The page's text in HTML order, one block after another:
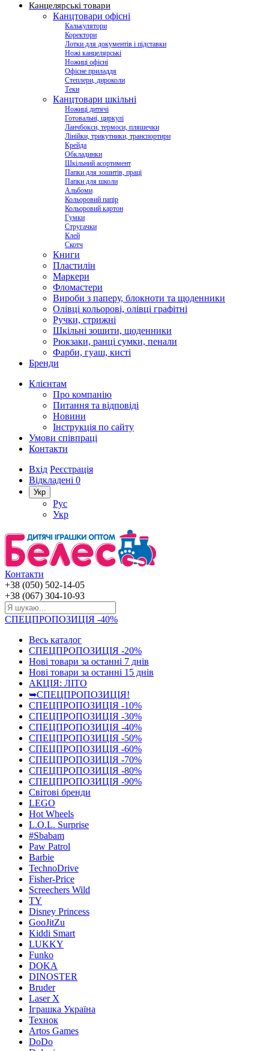
Канцелярські товари
Канцтовари офісні
Калькулятори
Коректори
Лотки для документів і підставки
Ножі канцелярські
Ножиці офісні
Офісне приладдя
Степлери, дироколи
Теки
Канцтовари шкільні
Ножиці дитячі
Готовальні, циркулі
Ланчбокси, термоси, пляшечки
Лінійки, трикутники, транспортири
Крейда
Обкладинки
Шкільний асортимент
Папки для зошитів, праці
Папки для школи
Альбоми
Кольоровий папір
Кольоровий картон
Гумки
Стругачки
Клей
Скотч
Книги
Пластилін
Маркери
Фломастери
Вироби з паперу, блокноти та щоденники
Олівці кольорові, олівці графітні
Ручки, стрижні
Шкільні зошити, щоденники
Рюкзаки, ранці сумки, пенали
Фарби, гуаш, кисті
Бренди
Клієнтам
Про компанію
Питання та відповіді
Новини
Інструкція по сайту
Умови співпраці
Контакти
Вхід Реєстрація
Відкладені 0
Укр
Рус
Укр
Контакти
+38 (050) 502-14-05
+38 (067) 304-10-93
СПЕЦПРОПОЗИЦІЯ -40%
Весь каталог
СПЕЦПРОПОЗИЦІЯ -20%
Нові товари за останнi 7 днiв
Нові товари за останнi 15 днiв
АКЦІЯ: ЛІТО
➥СПЕЦПРОПОЗИЦІЯ!
СПЕЦПРОПОЗИЦІЯ -10%
СПЕЦПРОПОЗИЦІЯ -30%
СПЕЦПРОПОЗИЦІЯ -40%
СПЕЦПРОПОЗИЦІЯ -50%
СПЕЦПРОПОЗИЦІЯ -60%
СПЕЦПРОПОЗИЦІЯ -70%
СПЕЦПРОПОЗИЦІЯ -80%
СПЕЦПРОПОЗИЦІЯ -90%
Світові бренди
LEGO
Hot Wheels
L.O.L. Surprise
#Sbabam
Paw Patrol
Barbie
TechnoDrive
Fisher-Price
Screechers Wild
TY
Disney Princess
GooJitZu
Kiddi Smart
LUKKY
Funko
DOKA
DINOSTER
Bruder
Laser X
Іграшка Україна
Технок
Artos Games
DoDo